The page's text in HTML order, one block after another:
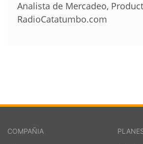
Analista de Mercadeo,
RadioCatatumbo.com
COMPAÑIA